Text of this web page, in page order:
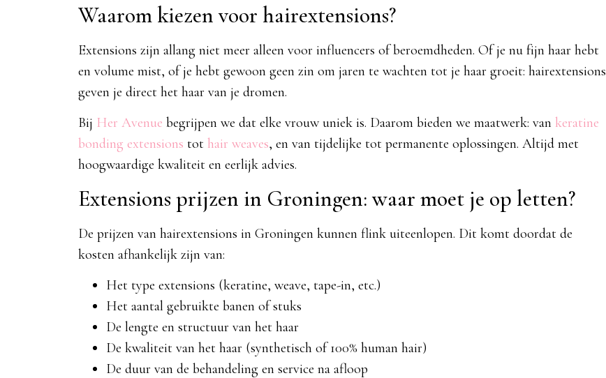
Waarom kiezen voor hairextensions?
Extensions zijn allang niet meer alleen voor influencers of beroemdheden. Of je nu fijn haar hebt
en volume mist, of je hebt gewoon geen zin om jaren te wachten tot je haar groeit: hairextensions
geven je direct het haar van je dromen.
Bij Her Avenue begrijpen we dat elke vrouw uniek is. Daarom bieden we maatwerk: van keratine
bonding extensions tot hair weaves, en van tijdelijke tot permanente oplossingen. Altijd met
hoogwaardige kwaliteit en eerlijk advies.
Extensions prijzen in Groningen: waar moet je op letten?
De prijzen van hairextensions in Groningen kunnen flink uiteenlopen. Dit komt doordat de
kosten afhankelijk zijn van:
Het type extensions (keratine, weave, tape-in, etc.)
Het aantal gebruikte banen of stuks
De lengte en structuur van het haar
De kwaliteit van het haar (synthetisch of 100% human hair)
De duur van de behandeling en service na afloop